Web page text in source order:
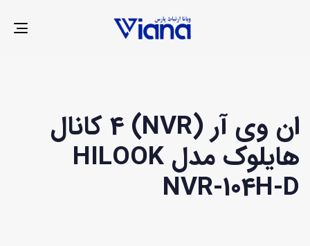
ان وی آر (NVR) 4 کانال
هایلوک مدل HILOOK
NVR-104H-D